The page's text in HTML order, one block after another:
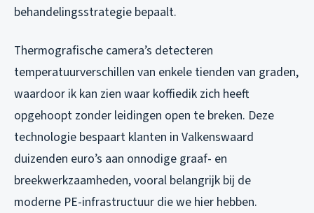
behandelingsstrategie bepaalt.
Thermografische camera’s detecteren
temperatuurverschillen van enkele tienden van graden,
waardoor ik kan zien waar koffiedik zich heeft
opgehoopt zonder leidingen open te breken. Deze
technologie bespaart klanten in Valkenswaard
duizenden euro’s aan onnodige graaf- en
breekwerkzaamheden, vooral belangrijk bij de
moderne PE-infrastructuur die we hier hebben.